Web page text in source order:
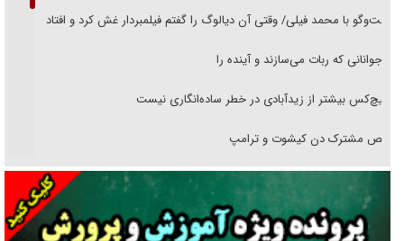
گفت‌وگو با محمد فیلی/ وقتی آن دیالوگ را گفتم فیلمبردار غش کرد و افتاد
نوجوانانی که ربات می‌سازند و آینده را
هیچ‌کس بیشتر از زیدآبادی در خطر ساده‌انگاری نیست
رقص مشترک دن کیشوت و ترامپ
دنده دولت به واگذاری مسئله‌دار ایران‌خودرو/ خصوصی‌سازی یا انحصار؟
غریزه‌ی بقا و آقای باقی و رفقا